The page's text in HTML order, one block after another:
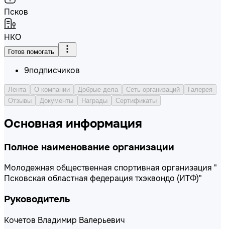
Псков
НКО
Готов помогать
9подписчиков
Лента О компании Добрые дела Сеть организаций
Галерея
Отзывы
Документы Награды Сертификаты
Основная информация
Полное наименование организации
Молодежная общественная спортивная организация "
Псковская областная федерация тхэквондо (ИТФ)"
Руководитель
Кочетов Владимир Валерьевич